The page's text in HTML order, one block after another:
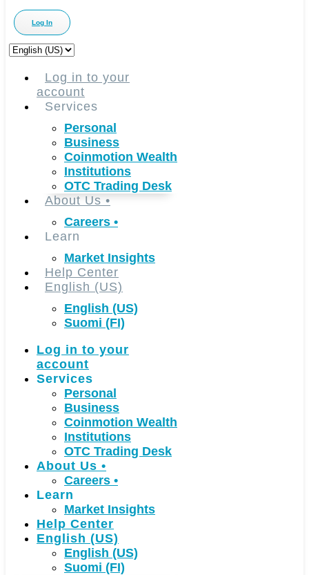
Log In
Choose
languageLog in to your
account
Services
Personal
Business
Coinmotion Wealth
Institutions
OTC Trading Desk
About Us •
Careers •
Learn
Market Insights
Help Center
English (US)
English (US)
Suomi (FI)
Log in to your
account
Services
Personal
Business
Coinmotion Wealth
Institutions
OTC Trading Desk
About Us •
Careers •
Learn
Market Insights
Help Center
English (US)
English (US)
Suomi (FI)